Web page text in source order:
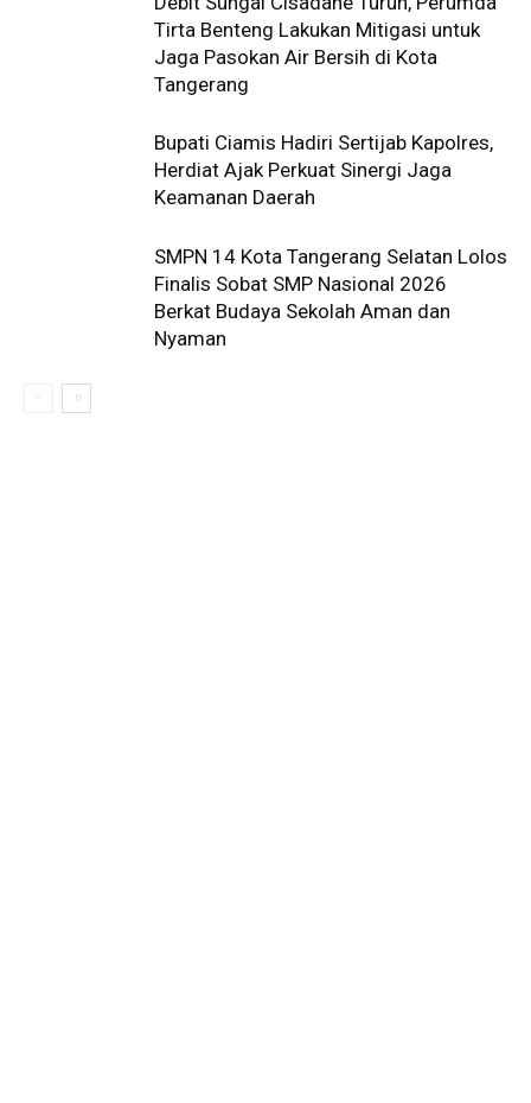
Tirta Benteng Lakukan Mitigasi untuk
Jaga Pasokan Air Bersih di Kota
Tangerang
Bupati Ciamis Hadiri Sertijab Kapolres,
Herdiat Ajak Perkuat Sinergi Jaga
Keamanan Daerah
SMPN 14 Kota Tangerang Selatan Lolos
Finalis Sobat SMP Nasional 2026
Berkat Budaya Sekolah Aman dan
Nyaman